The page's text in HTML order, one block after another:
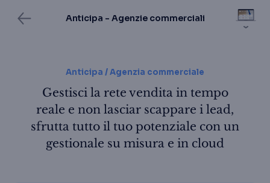
Anticipa - Agenzie commerciali
Anticipa / Agenzia commerciale
Gestisci la rete vendita in tempo
reale e non lasciar scappare i lead,
sfrutta tutto il tuo potenziale con un
gestionale su misura e in cloud